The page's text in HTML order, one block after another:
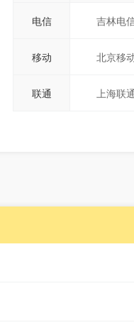
电信 吉林电
移动 北京移
联通 上海联通